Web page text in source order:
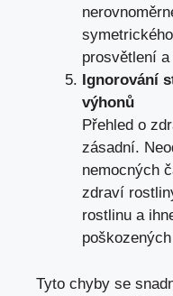
prosvětlení
Ignorování
výhonů
Přehled o
zásadní.
nemocných
zdraví
rostlinu a
Tyto chyby se